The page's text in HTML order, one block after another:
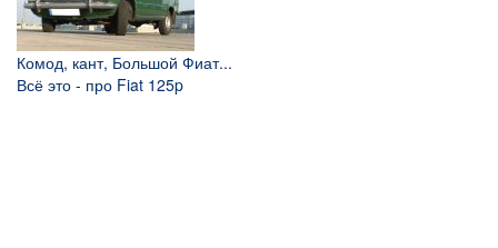
Комод, кант, Большой Фиат...
Всё это - про Fiat 125p